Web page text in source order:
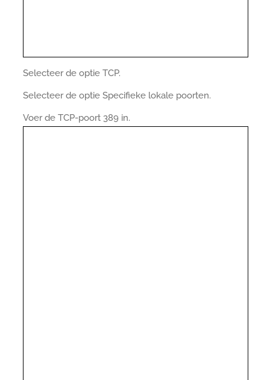
Selecteer de optie TCP.
Selecteer de optie Specifieke lokale poorten.
Voer de TCP-poort 389 in.